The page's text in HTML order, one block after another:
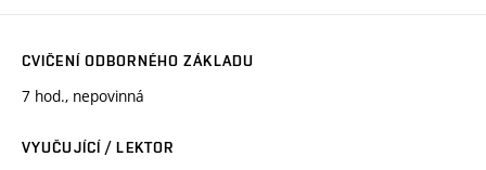
CVIČENÍ ODBORNÉHO ZÁKLADU
7 hod., nepovinná
VYUČUJÍCÍ / LEKTOR